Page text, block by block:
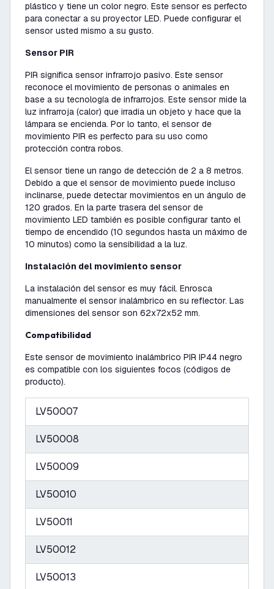
plástico y tiene un color negro. Este sensor es perfecto
para conectar a su proyector LED. Puede configurar el
sensor usted mismo a su gusto.
Sensor PIR
PIR significa sensor infrarrojo pasivo. Este sensor
reconoce el movimiento de personas o animales en
base a su tecnología de infrarrojos. Este sensor mide la
luz infrarroja (calor) que irradia un objeto y hace que la
lámpara se encienda. Por lo tanto, el sensor de
movimiento PIR es perfecto para su uso como
protección contra robos.
El sensor tiene un rango de detección de 2 a 8 metros.
Debido a que el sensor de movimiento puede incluso
inclinarse, puede detectar movimientos en un ángulo de
120 grados. En la parte trasera del sensor de
movimiento LED también es posible configurar tanto el
tiempo de encendido (10 segundos hasta un máximo de
10 minutos) como la sensibilidad a la luz.
Instalación del movimiento sensor
La instalación del sensor es muy fácil. Enrosca
manualmente el sensor inalámbrico en su reflector. Las
dimensiones del sensor son 62x72x52 mm.
Compatibilidad
Este sensor de movimiento inalámbrico PIR IP44 negro
es compatible con los siguientes focos (códigos de
producto).
LV50007
LV50008
LV50009
LV50010
LV50011
LV50012
LV50013